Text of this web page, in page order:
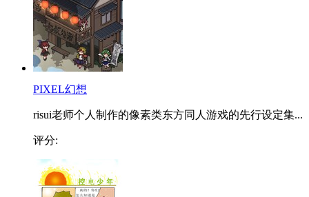
PIXEL幻想
risui老师个人制作的像素类东方同人游戏的先行设定集...
评分: